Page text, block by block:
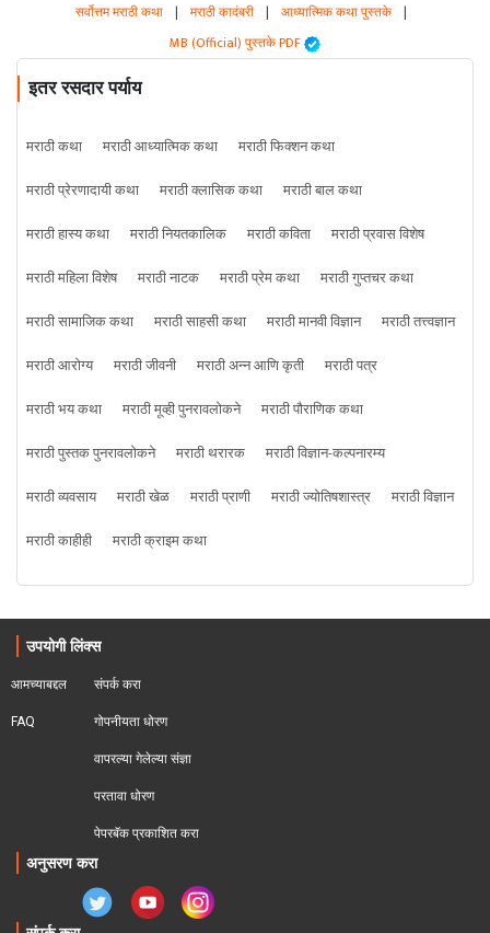
सर्वोत्तम मराठी कथा | मराठी कादंबरी | आध्यात्मिक कथा पुस्तके |
MB (Official) पुस्तके PDF
इतर रसदार पर्याय
मराठी कथा मराठी आध्यात्मिक कथा
मराठी फिक्शन कथा
मराठी प्रेरणादायी कथा
मराठी क्लासिक कथा
मराठी बाल कथा
मराठी हास्य कथा
मराठी नियतकालिक मराठी कविता
मराठी प्रवास विशेष
मराठी महिला विशेष
मराठी नाटक मराठी प्रेम कथा
मराठी गुप्तचर कथा
मराठी सामाजिक कथा
मराठी साहसी कथा मराठी मानवी विज्ञान
मराठी तत्त्वज्ञान
मराठी आरोग्य
मराठी जीवनी मराठी अन्न आणि कृती
मराठी पत्र
मराठी भय कथा
मराठी मूव्ही पुनरावलोकने
मराठी पौराणिक कथा
मराठी पुस्तक पुनरावलोकने
मराठी थरारक
मराठी विज्ञान-कल्पनारम्य
मराठी व्यवसाय
मराठी खेळ मराठी प्राणी मराठी ज्योतिषशास्त्र
मराठी विज्ञान
मराठी काहीही
मराठी क्राइम कथा
उपयोगी लिंक्स
आमच्याबद्दल
FAQ
संपर्क करा
गोपनीयता धोरण
वापरल्या गेलेल्या संज्ञा
परतावा धोरण
पेपरबॅक प्रकाशित करा
अनुसरण करा